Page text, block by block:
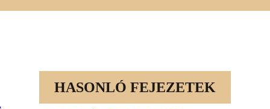
HASONLÓ FEJEZETEK